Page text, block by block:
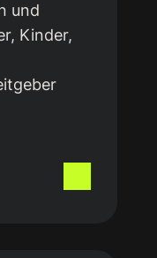
und
Kinder,